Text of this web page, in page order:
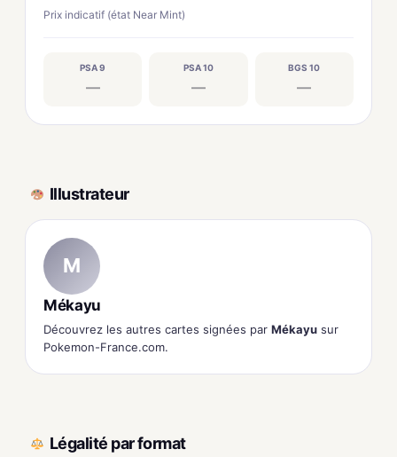
Prix indicatif (état Near Mint)
PSA 9
—
PSA 10
—
BGS 10
—
Illustrateur
M
Mékayu
Découvrez les autres cartes signées par Mékayu sur
Pokemon-France.com.
Légalité par format